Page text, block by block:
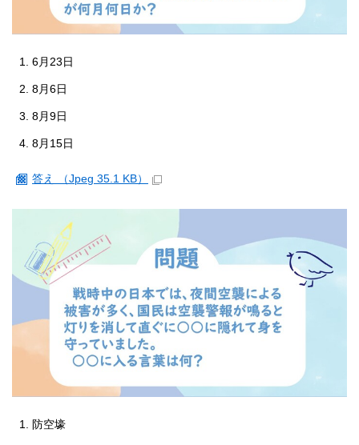
6月23日
8月6日
8月9日
8月15日
答え （Jpeg 35.1 KB）
防空壕